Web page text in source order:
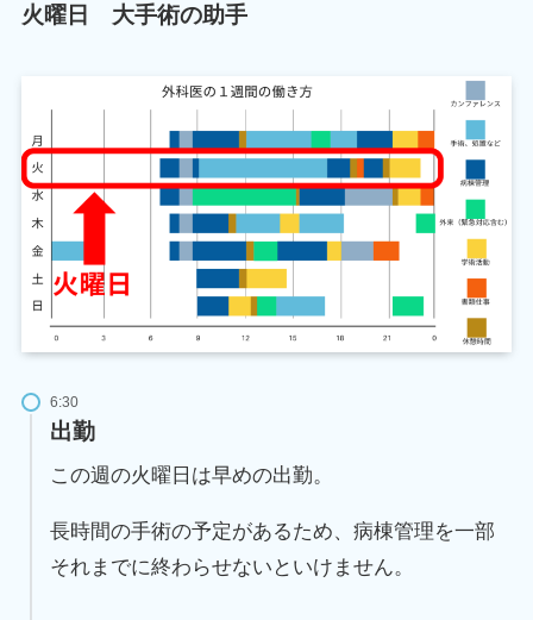
火曜日 大手術の助手
6:30
出勤
この週の火曜日は早めの出勤。
長時間の手術の予定があるため、病棟管理を一部
それまでに終わらせないといけません。